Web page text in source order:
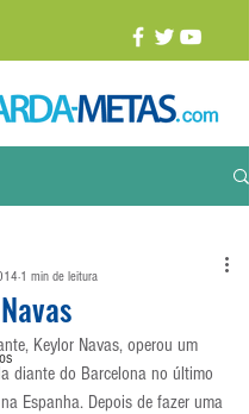
1 min de leitura
Keylor Navas, operou um
diante do Barcelona no último
Espanha. Depois de fazer uma